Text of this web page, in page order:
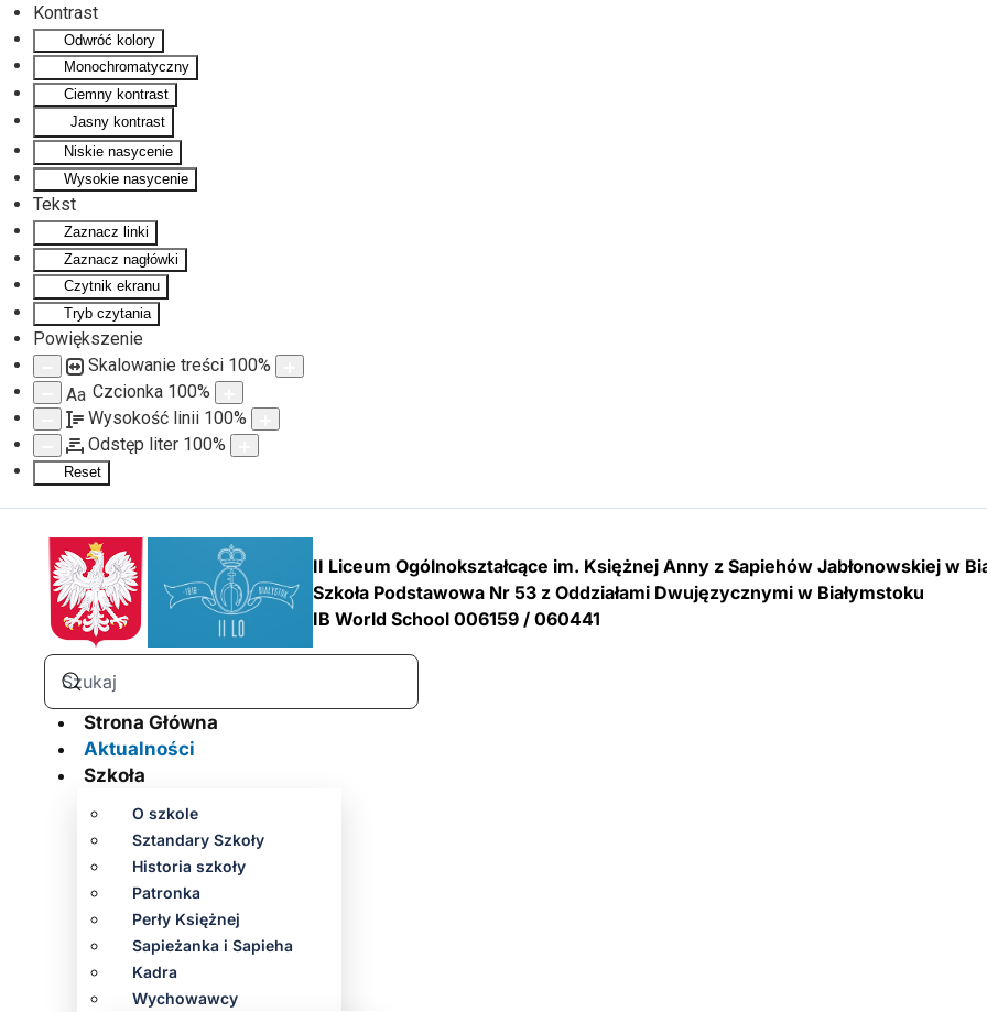
Kontrast
Odwróć kolory
Monochromatyczny
Ciemny kontrast
Jasny kontrast
Niskie nasycenie
Wysokie nasycenie
Tekst
Zaznacz linki
Zaznacz nagłówki
Czytnik ekranu
Tryb czytania
Powiększenie
Skalowanie treści 100%
Aa Czcionka 100%
Wysokość linii 100%
Odstęp liter 100%
Reset
II Liceum Ogólnokształcące im. Księżnej Anny z Sapiehów Jabłonowskiej w
Szkoła Podstawowa Nr 53 z Oddziałami Dwujęzycznymi w Białymstoku
IB World School 006159 / 060441
Strona Główna
Aktualności
Szkoła
O szkole
Sztandary Szkoły
Historia szkoły
Patronka
Perły Księżnej
Sapieżanka i Sapieha
Kadra
Wychowawcy